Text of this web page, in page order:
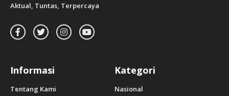
Aktual, Tuntas, Terpercaya
Informasi
Tentang Kami
Kategori
Nasional